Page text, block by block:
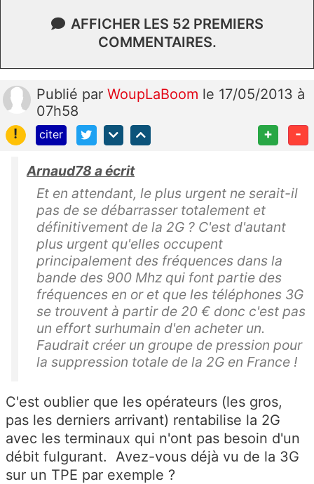
AFFICHER LES 52 PREMIERS
COMMENTAIRES.
Publié par WoupLaBoom le 17/05/2013 à
07h58
!
citer + -
Arnaud78 a écrit
Et en attendant, le plus urgent ne serait-il
pas de se débarrasser totalement et
définitivement de la 2G ? C'est d'autant
plus urgent qu'elles occupent
principalement des fréquences dans la
bande des 900 Mhz qui font partie des
fréquences en or et que les téléphones 3G
se trouvent à partir de 20 € donc c'est pas
un effort surhumain d'en acheter un.
Faudrait créer un groupe de pression pour
la suppression totale de la 2G en France !
C'est oublier que les opérateurs (les gros,
pas les derniers arrivant) rentabilise la 2G
avec les terminaux qui n'ont pas besoin d'un
débit fulgurant. Avez-vous déjà vu de la 3G
sur un TPE par exemple ?